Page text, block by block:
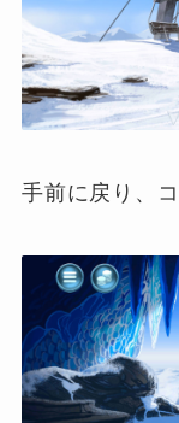
手前に戻り、